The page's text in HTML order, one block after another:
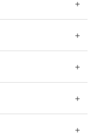
＋
＋
＋
＋
＋